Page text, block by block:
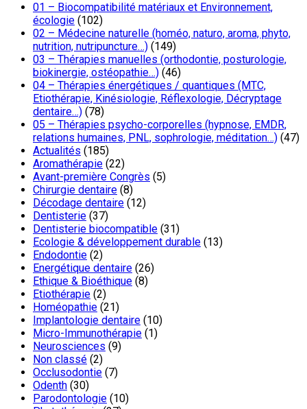
01 – Biocompatibilité matériaux et Environnement,
écologie (102)
02 – Médecine naturelle (homéo, naturo, aroma, phyto,
nutrition, nutripuncture…) (149)
03 – Thérapies manuelles (orthodontie, posturologie,
biokinergie, ostéopathie…) (46)
04 – Thérapies énergétiques / quantiques (MTC,
Etiothérapie, Kinésiologie, Réflexologie, Décryptage
dentaire…) (78)
05 – Thérapies psycho-corporelles (hypnose, EMDR,
relations humaines, PNL, sophrologie, méditation…) (47)
Actualités (185)
Aromathérapie (22)
Avant-première Congrès (5)
Chirurgie dentaire (8)
Décodage dentaire (12)
Dentisterie (37)
Dentisterie biocompatible (31)
Ecologie & développement durable (13)
Endodontie (2)
Energétique dentaire (26)
Ethique & Bioéthique (8)
Etiothérapie (2)
Homéopathie (21)
Implantologie dentaire (10)
Micro-Immunothérapie (1)
Neurosciences (9)
Non classé (2)
Occlusodontie (7)
Odenth (30)
Parodontologie (10)